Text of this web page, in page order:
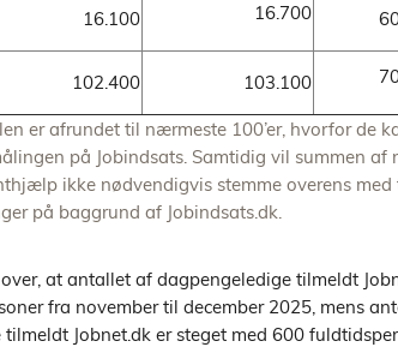
16.100 16.700
102.400 103.100
er afrundet til nærmeste 100’er, hvorfor de
på Jobindsats. Samtidig vil summen af
ikke nødvendigvis stemme overens med
på baggrund af Jobindsats.dk.
at antallet af dagpengeledige tilmeldt
fra november til december 2025, mens
Jobnet.dk er steget med 600